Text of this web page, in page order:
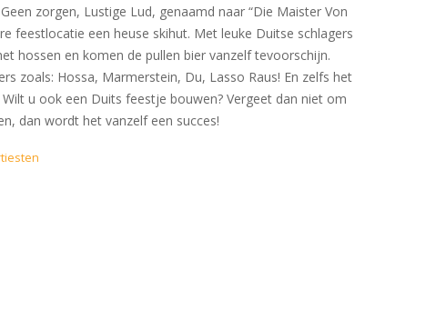
zorgen, Lustige Lud, genaamd naar “Die Maister Von
feestlocatie een heuse skihut. Met leuke Duitse schlagers
hossen en komen de pullen bier vanzelf tevoorschijn.
zoals: Hossa, Marmerstein, Du, Lasso Raus! En zelfs het
u ook een Duits feestje bouwen? Vergeet dan niet om
dan wordt het vanzelf een succes!